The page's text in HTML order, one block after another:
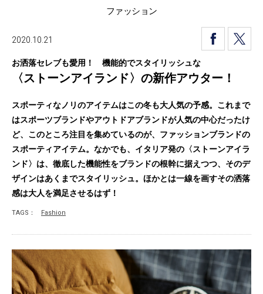
ファッション
2020.10.21
お洒落セレブも愛用！ 機能的でスタイリッシュな
〈ストーンアイランド〉の新作アウター！
スポーティなノリのアイテムはこの冬も大人気の予感。これまで
はスポーツブランドやアウトドアブランドが人気の中心だったけ
ど、このところ注目を集めているのが、ファッションブランドの
スポーティアイテム。なかでも、イタリア発の〈ストーンアイラ
ンド〉は、徹底した機能性をブランドの根幹に据えつつ、そのデ
ザインはあくまでスタイリッシュ。ほかとは一線を画すその洒落
感は大人を満足させるはず！
TAGS： Fashion